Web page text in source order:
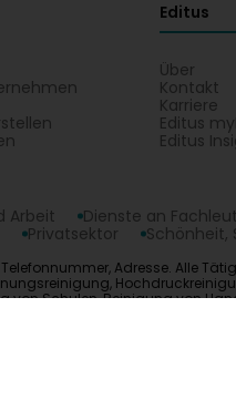
Editus
Über
Kontakt
Karriere
Editus
Editus
Arbeit Dienste an
Privatsektor
Schönheit,
Adresse. Alle
Schulen, Reinigung von